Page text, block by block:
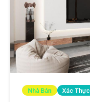
Nhà Bán Xác Thực